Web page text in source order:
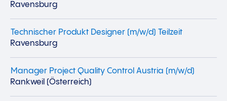
Ravensburg
Technischer Produkt Designer (m/w/d) Teilzeit
Ravensburg
Manager Project Quality Control Austria (m/w/d)
Rankweil (Österreich)